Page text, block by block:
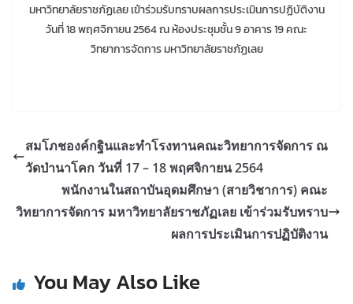
มหาวิทยาลัยราชภัฏเลย เข้าร่วมรับทราบผลการประเมินการปฏิบัติงาน
วันที่ 18 พฤศจิกายน 2564 ณ ห้องประชุมชั้น 9 อาคาร 19 คณะ
วิทยาการจัดการ มหาวิทยาลัยราชภัฏเลย
สมโภชองค์กฐินและทำโรงทานคณะวิทยาการจัดการ ณ
วัดป่านาโคก วันที่ 17 – 18 พฤศจิกายน 2564
พนักงานในสถาบันอุดมศึกษา (สายวิชาการ) คณะ
วิทยาการจัดการ มหาวิทยาลัยราชภัฏเลย เข้าร่วมรับทราบ
ผลการประเมินการปฏิบัติงาน
You May Also Like